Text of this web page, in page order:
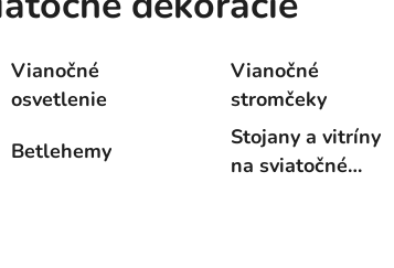
Vianočné
osvetlenie
Vianočné
stromčeky
Betlehemy
Stojany a vitríny
na sviatočné